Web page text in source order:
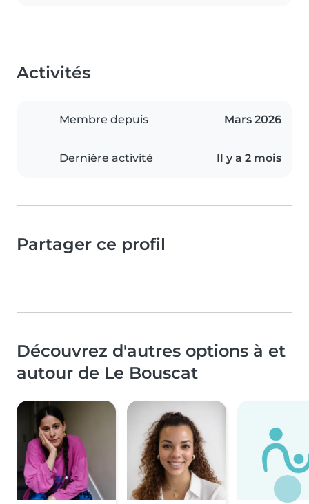
Activités
Membre depuis Mars 2026
Dernière activité Il y a 2 mois
Partager ce profil
Découvrez d'autres options à et
autour de Le Bouscat